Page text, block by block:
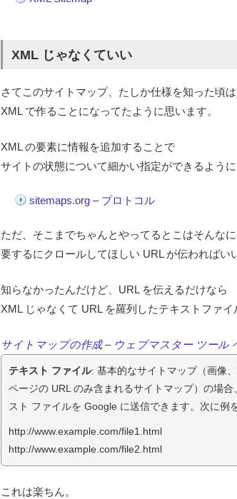
XML じゃなくていい
さてこのサイトマップ、たしか仕様を知った頃は
XML で作ることになってたように思います。
XML の要素に情報を追加することで
サイトの状態について細かい指定ができるように
sitemaps.org – プロトコル
ただ、そこまでちゃんとやってるとこはそんな
要するにクロールしてほしい URL が伝わればい
知らなかったんだけど、URL を伝えるだけなら
XML じゃなくて URL を羅列したテキストファ
サイトマップの作成 – ウェブマスター ツール
テキスト ファイル: 基本的なサイトマップ（画像
ページの URL のみ含まれるサイトマップ）の場
スト ファイルを Google に送信できます。次に例
http://www.example.com/file1.html
http://www.example.com/file2.html
これは楽ちん。